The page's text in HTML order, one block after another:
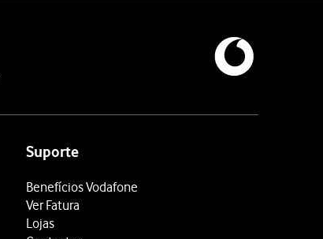
Suporte
Benefícios Vodafone
Ver Fatura
Lojas